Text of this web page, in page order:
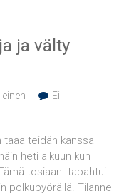
ja välty
Ei
taaa teidän kanssa
heti alkuun kun
tosiaan tapahtui
polkupyörällä. Tilanne